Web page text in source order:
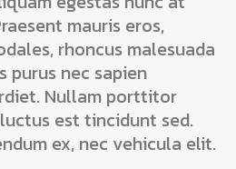
mauris eros,
rhoncus malesuada
purus nec sapien
Nullam porttitor
est tincidunt sed.
ex, nec vehicula elit.